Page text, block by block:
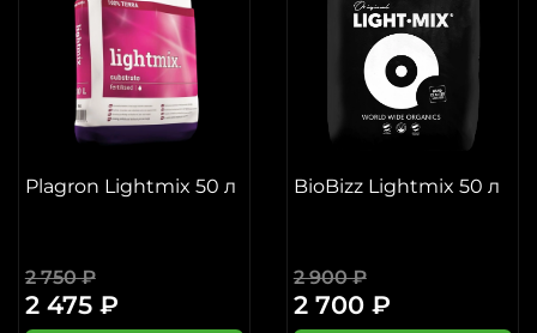
Plagron Lightmix 50 л
2 750 ₽
2 475 ₽
BioBizz Lightmix 50 л
2 900 ₽
2 700 ₽